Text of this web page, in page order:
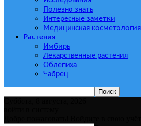
Полезно знать
Интересные заметки
Медицинская косметология
Растения
Имбирь
Лекарственные растения
Облепиха
Чабрец